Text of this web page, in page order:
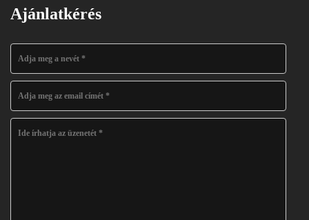
Ajánlatkérés